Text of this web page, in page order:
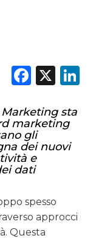
X
Marketing sta
marketing
gli
dei nuovi
e
dati
spesso
approcci
Questa